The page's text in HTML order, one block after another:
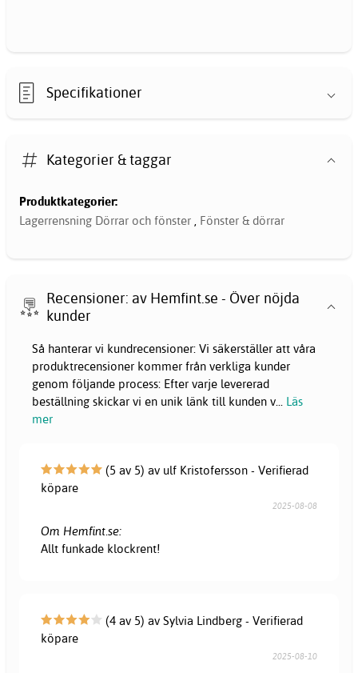
Specifikationer
Kategorier & taggar
Produktkategorier:
Lagerrensning Dörrar och fönster , Fönster & dörrar
Recensioner: av Hemfint.se - Över nöjda
kunder
Så hanterar vi kundrecensioner: Vi säkerställer att våra
produktrecensioner kommer från verkliga kunder
genom följande process: Efter varje levererad
beställning skickar vi en unik länk till kunden v... Läs
mer
(5 av 5) av ulf Kristofersson - Verifierad
köpare
2025-08-08
Om Hemfint.se:
Allt funkade klockrent!
(4 av 5) av Sylvia Lindberg - Verifierad
köpare
2025-08-10